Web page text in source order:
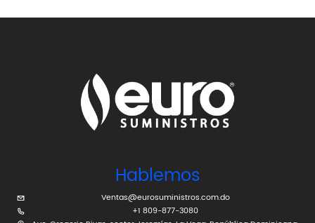
Hablemos
Ventas@eurosuministros.com.do
+1 809-877-3080